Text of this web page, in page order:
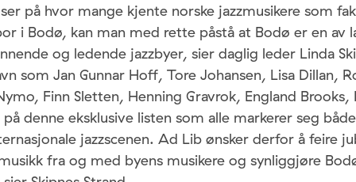
på hvor mange kjente norske jazzmusikere som
i Bodø, kan man med rette påstå at Bodø er en av
og ledende jazzbyer, sier daglig leder Linda
som Jan Gunnar Hoff, Tore Johansen, Lisa Dillan,
Finn Sletten, Henning Gravrok, England Brooks,
denne eksklusive listen som alle markerer seg
jazzscenen. Ad Lib ønsker derfor å feire
fra og med byens musikere og synliggjøre